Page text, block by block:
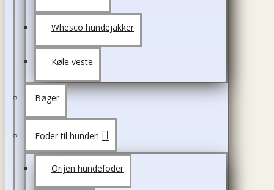
Whesco hundejakker
Køle veste
Bøger
Foder til hunden
Orijen hundefoder